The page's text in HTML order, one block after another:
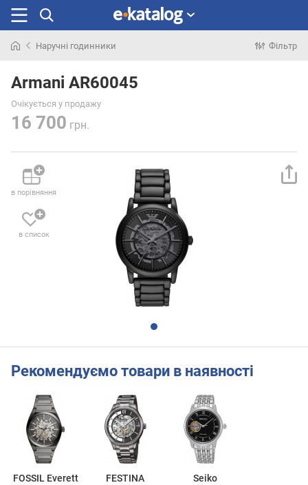
раніше
Наручні годинники Фільтр
Armani AR60045
Очікується у продажу
16 700 грн.
в порівняння
в список
Рекомендуємо товари в наявності
FOSSIL Everett
FESTINA
Seiko